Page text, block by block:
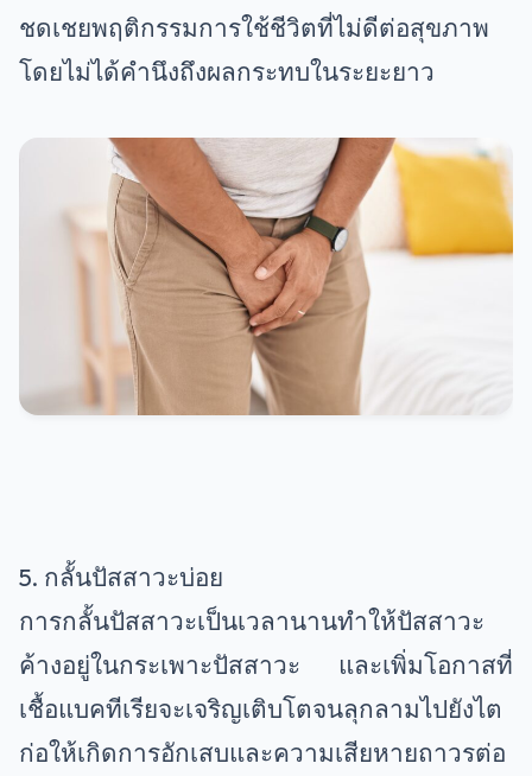
ชดเชยพฤติกรรมการใช้ชีวิตที่ไม่ดีต่อสุขภาพ
โดยไม่ได้คำนึงถึงผลกระทบในระยะยาว
5. กลั้นปัสสาวะบ่อย
การกลั้นปัสสาวะเป็นเวลานานทำให้ปัสสาวะ
ค้างอยู่ในกระเพาะปัสสาวะ และเพิ่มโอกาสที่
เชื้อแบคทีเรียจะเจริญเติบโตจนลุกลามไปยังไต
ก่อให้เกิดการอักเสบและความเสียหายถาวรต่อ